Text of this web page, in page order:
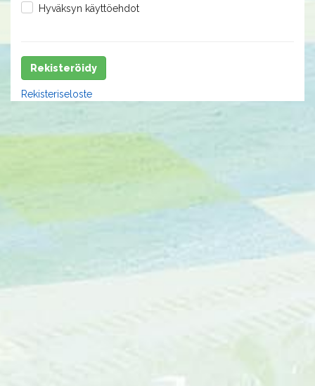
Hyväksyn käyttöehdot
Rekisteröidy
Rekisteriseloste